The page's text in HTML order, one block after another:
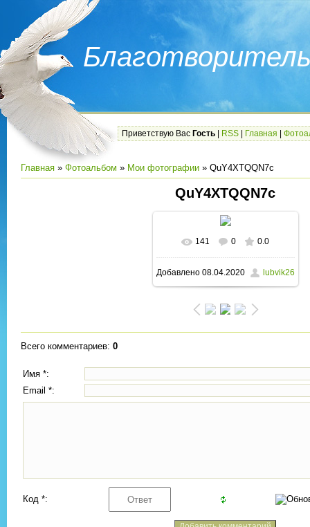
Приветствую Вас Гость RSS Главная
Главная » Фотоальбом » Мои фотографии » QuY4XTQQN7c
QuY4XTQQN7c
В реальном размере
1600x1202/ 222.9Kb
141 0 0.0
Добавлено08.04.2020 lubvik26
Всего комментариев: 0
Имя *:
Email *:
Код *: